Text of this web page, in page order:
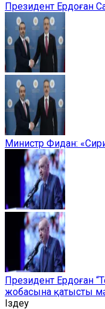
Президент Ердоған
Министр Фидан:
Президент Ердоған
жобасына қатысты
Іздеу